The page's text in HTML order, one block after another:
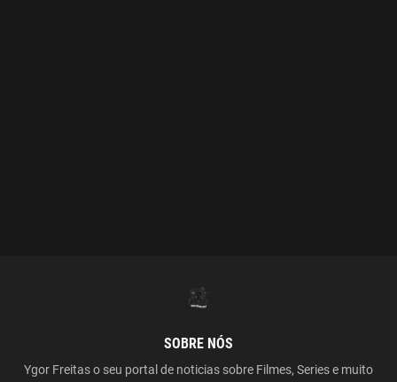
SOBRE NÓS
Ygor Freitas o seu portal de noticias sobre Filmes, Series e muito